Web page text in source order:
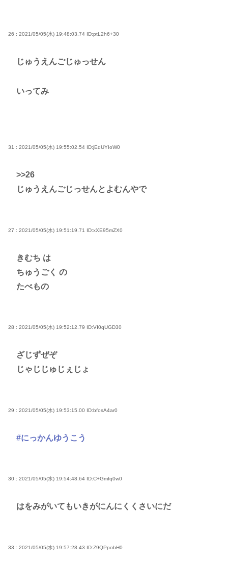
26 : 2021/05/05(水) 19:48:03.74 ID:ptL2h6+30
じゅうえんごじゅっせん
いってみ
31 : 2021/05/05(水) 19:55:02.54 ID:jEdUYIoW0
>>26
じゅうえんごじっせんとよむんやで
27 : 2021/05/05(水) 19:51:19.71 ID:xXE95mZX0
きむち は
ちゅうごく の
たべもの
28 : 2021/05/05(水) 19:52:12.79 ID:VI0qUGD30
ざじずぜぞ
じゃじじゅじぇじょ
29 : 2021/05/05(水) 19:53:15.00 ID:bfosA4ar0
#にっかんゆうこう
30 : 2021/05/05(水) 19:54:48.64 ID:C+Gmfq0w0
はをみがいてもいきがにんにくくさいにだ
33 : 2021/05/05(水) 19:57:28.43 ID:Z9QPpobH0